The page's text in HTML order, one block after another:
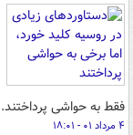
فقط به حواشی پرداختند.
۴ مرداد ۰۱ - ۱۸:۰۱